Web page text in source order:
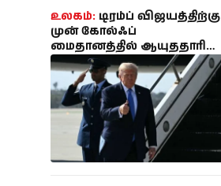
உலகம்: டிரம்ப் விஜயத்திற்கு
முன் கோல்ஃப்
மைதானத்தில் ஆயுததாரி
கைது - பாதுகாப்பு
திட்டமிடலை
கண்காணித்ததாக
குற்றச்சாட்டு!